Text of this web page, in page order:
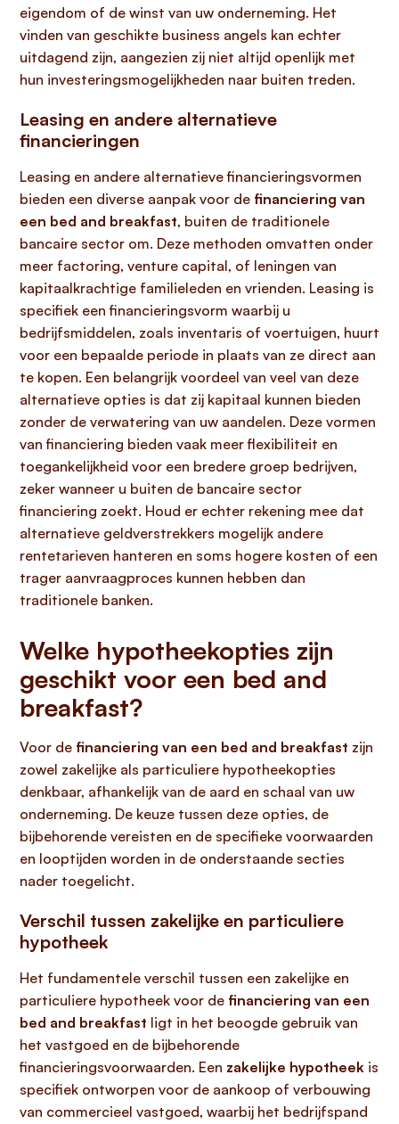
eigendom of de winst van uw onderneming. Het
vinden van geschikte business angels kan echter
uitdagend zijn, aangezien zij niet altijd openlijk met
hun investeringsmogelijkheden naar buiten treden.
Leasing en andere alternatieve
financieringen
Leasing en andere alternatieve financieringsvormen
bieden een diverse aanpak voor de financiering van
een bed and breakfast, buiten de traditionele
bancaire sector om. Deze methoden omvatten onder
meer factoring, venture capital, of leningen van
kapitaalkrachtige familieleden en vrienden. Leasing is
specifiek een financieringsvorm waarbij u
bedrijfsmiddelen, zoals inventaris of voertuigen, huurt
voor een bepaalde periode in plaats van ze direct aan
te kopen. Een belangrijk voordeel van veel van deze
alternatieve opties is dat zij kapitaal kunnen bieden
zonder de verwatering van uw aandelen. Deze vormen
van financiering bieden vaak meer flexibiliteit en
toegankelijkheid voor een bredere groep bedrijven,
zeker wanneer u buiten de bancaire sector
financiering zoekt. Houd er echter rekening mee dat
alternatieve geldverstrekkers mogelijk andere
rentetarieven hanteren en soms hogere kosten of een
trager aanvraagproces kunnen hebben dan
traditionele banken.
Welke hypotheekopties zijn
geschikt voor een bed and
breakfast?
Voor de financiering van een bed and breakfast zijn
zowel zakelijke als particuliere hypotheekopties
denkbaar, afhankelijk van de aard en schaal van uw
onderneming. De keuze tussen deze opties, de
bijbehorende vereisten en de specifieke voorwaarden
en looptijden worden in de onderstaande secties
nader toegelicht.
Verschil tussen zakelijke en particuliere
hypotheek
Het fundamentele verschil tussen een zakelijke en
particuliere hypotheek voor de financiering van een
bed and breakfast ligt in het beoogde gebruik van
het vastgoed en de bijbehorende
financieringsvoorwaarden. Een zakelijke hypotheek is
specifiek ontworpen voor de aankoop of verbouwing
van commercieel vastgoed, waarbij het bedrijfspand